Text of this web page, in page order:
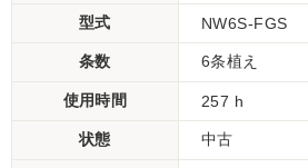
型式 NW6S-FGS
条数 6条植え
使用時間 257 h
状態 中古